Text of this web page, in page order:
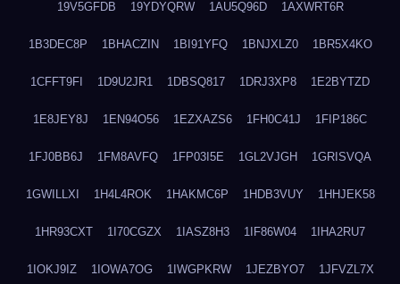
19V5GFDB 19YDYQRW 1AU5Q96D 1AXWRT6R
1B3DEC8P 1BHACZIN 1BI91YFQ 1BNJXLZ0 1BR5X4KO
1CFFT9FI 1D9U2JR1 1DBSQ817 1DRJ3XP8 1E2BYTZD
1E8JEY8J 1EN94O56 1EZXAZS6 1FH0C41J 1FIP186C
1FJ0BB6J 1FM8AVFQ 1FP03I5E 1GL2VJGH 1GRISVQA
1GWILLXI 1H4L4ROK 1HAKMC6P 1HDB3VUY 1HHJEK58
1HR93CXT 1I70CGZX 1IASZ8H3 1IF86W04 1IHA2RU7
1IOKJ9IZ 1IOWA7OG 1IWGPKRW 1JEZBYO7 1JFVZL7X